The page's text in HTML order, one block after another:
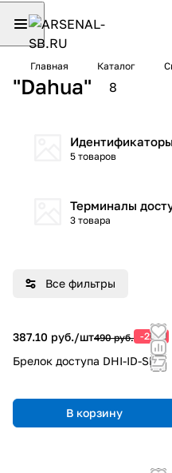
Главная Каталог
"Dahua" 8
5 товаров
Терминалы
3 товара
Все фильтры
387.10 руб./шт490 руб. -21%
Брелок доступа DHI-ID-SM
В корзину